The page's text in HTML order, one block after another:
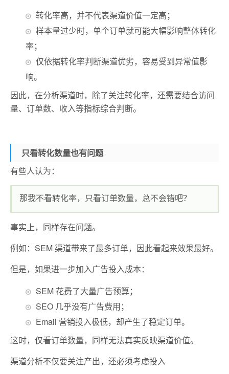
转化率高，并不代表渠道价值一定高；
样本量过少时，单个订单就可能大幅影响整体转化
率；
仅依据转化率判断渠道优劣，容易受到异常值影
响。
因此，在分析渠道时，除了关注转化率，还需要结合访问
量、订单数、收入等指标综合判断。
只看转化数量也有问题
有些人认为：
那我不看转化率，只看订单数量，总不会错吧？
事实上，同样存在问题。
例如：SEM 渠道带来了最多订单，因此看起来效果最好。
但是，如果进一步加入广告投入成本：
SEM 花费了大量广告预算；
SEO 几乎没有广告费用；
Email 营销投入极低，却产生了稳定订单。
这时，仅看订单数量，同样无法真实反映渠道价值。
渠道分析不仅要关注产出，还必须考虑投入